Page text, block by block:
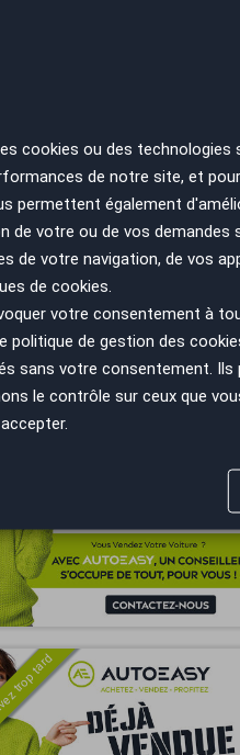
tard
Vous arrivez trop tard
tard
cookies ou des
de notre site, et
permettent également
de votre ou de vos
de votre navigation, de vos
de cookies.
votre consentement à
politique de gestion des
sans votre consentement.
le contrôle sur ceux que